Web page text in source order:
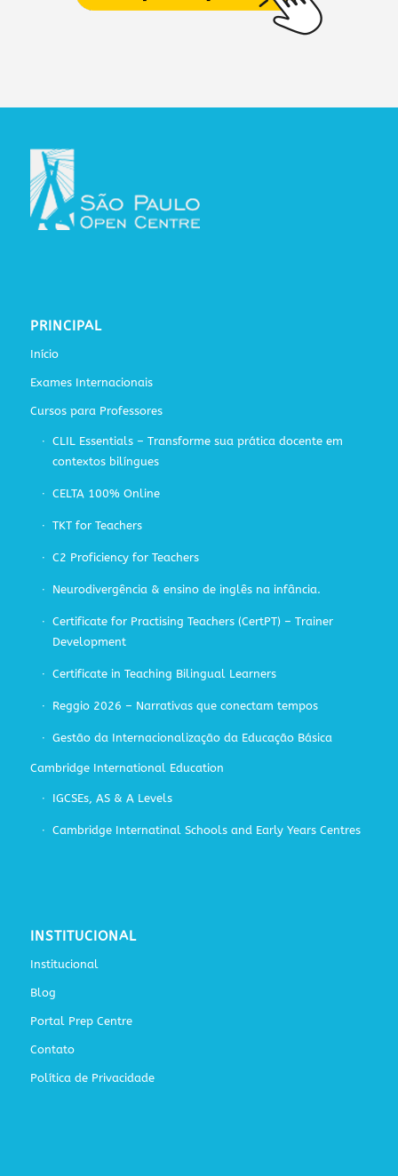
PRINCIPAL
Início
Exames Internacionais
Cursos para Professores
CLIL Essentials – Transforme sua prática docente em
contextos bilíngues
CELTA 100% Online
TKT for Teachers
C2 Proficiency for Teachers
Neurodivergência & ensino de inglês na infância.
Certificate for Practising Teachers (CertPT) – Trainer
Development
Certificate in Teaching Bilingual Learners
Reggio 2026 – Narrativas que conectam tempos
Gestão da Internacionalização da Educação Básica
Cambridge International Education
IGCSEs, AS & A Levels
Cambridge Internatinal Schools and Early Years Centres
INSTITUCIONAL
Institucional
Blog
Portal Prep Centre
Contato
Política de Privacidade